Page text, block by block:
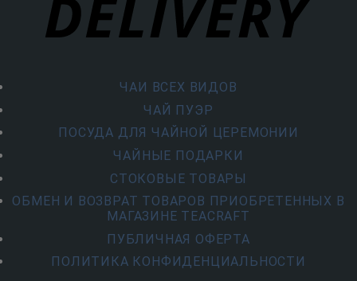
ЧАИ ВСЕХ ВИДОВ
ЧАЙ ПУЭР
ПОСУДА ДЛЯ ЧАЙНОЙ ЦЕРЕМОНИИ
ЧАЙНЫЕ ПОДАРКИ
СТОКОВЫЕ ТОВАРЫ
ОБМЕН И ВОЗВРАТ ТОВАРОВ ПРИОБРЕТЕННЫХ В
МАГАЗИНЕ TEACRAFT
ПУБЛИЧНАЯ ОФЕРТА
ПОЛИТИКА КОНФИДЕНЦИАЛЬНОСТИ